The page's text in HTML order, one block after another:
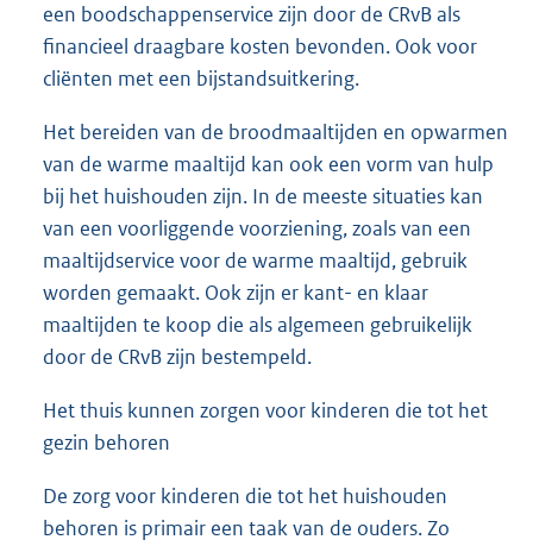
een boodschappenservice zijn door de CRvB als
financieel draagbare kosten bevonden. Ook voor
cliënten met een bijstandsuitkering.
Het bereiden van de broodmaaltijden en opwarmen
van de warme maaltijd kan ook een vorm van hulp
bij het huishouden zijn. In de meeste situaties kan
van een voorliggende voorziening, zoals van een
maaltijdservice voor de warme maaltijd, gebruik
worden gemaakt. Ook zijn er kant- en klaar
maaltijden te koop die als algemeen gebruikelijk
door de CRvB zijn bestempeld.
Het thuis kunnen zorgen voor kinderen die tot het
gezin behoren
De zorg voor kinderen die tot het huishouden
behoren is primair een taak van de ouders. Zo